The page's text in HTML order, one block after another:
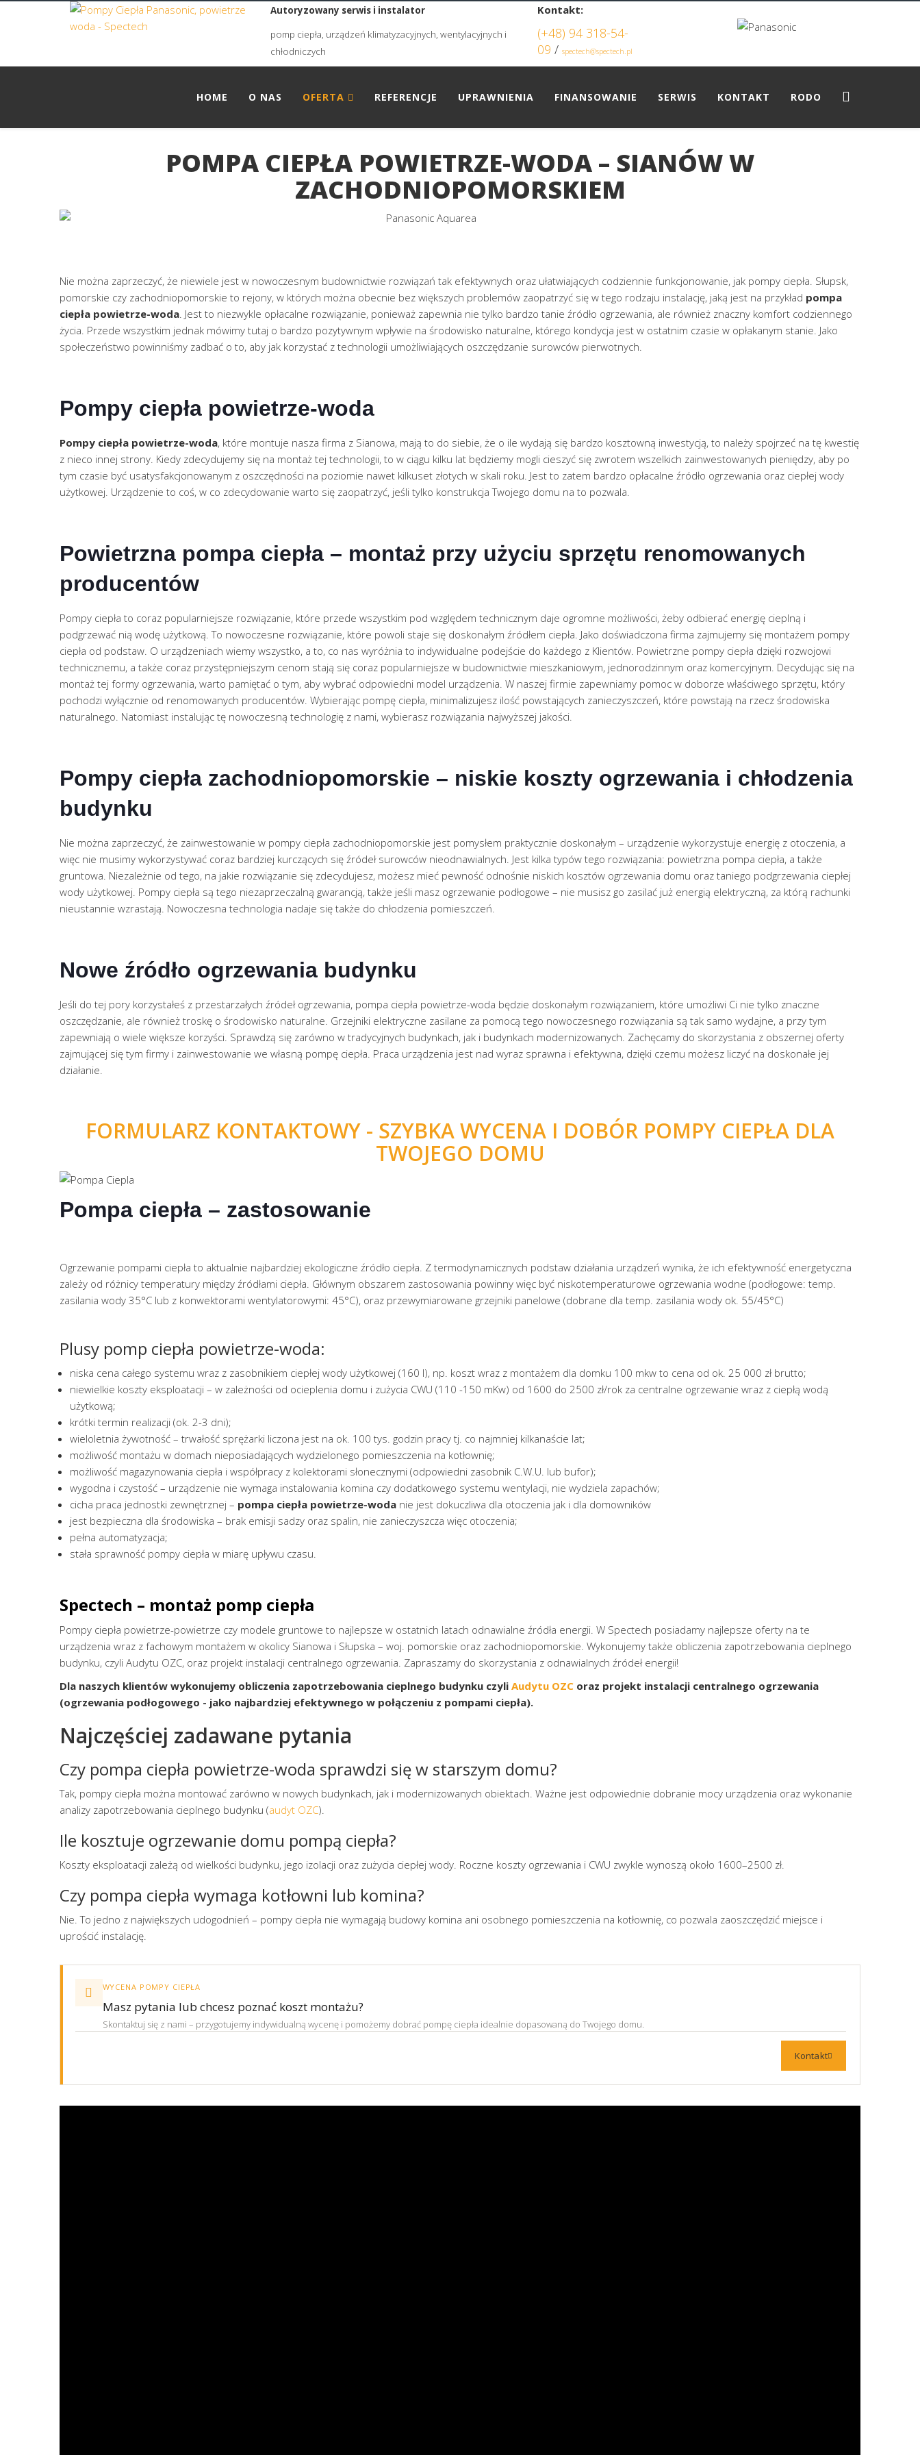
Autoryzowany serwis i instalator
pomp ciepła, urządzeń klimatyzacyjnych, wentylacyjnych i
chłodniczych
Kontakt:
(+48) 94 318-54-
09 / spectech@spectech.pl
HOME O NAS OFERTA REFERENCJE UPRAWNIENIA FINANSOWANIE SERWIS KONTAKT RODO
POMPA CIEPŁA POWIETRZE-WODA – SIANÓW W
ZACHODNIOPOMORSKIEM
Nie można zaprzeczyć, że niewiele jest w nowoczesnym budownictwie rozwiązań tak efektywnych oraz ułatwiających codziennie funkcjonowanie, jak pompy ciepła. Słupsk,
pomorskie czy zachodniopomorskie to rejony, w których można obecnie bez większych problemów zaopatrzyć się w tego rodzaju instalację, jaką jest na przykład pompa
ciepła powietrze-woda. Jest to niezwykle opłacalne rozwiązanie, ponieważ zapewnia nie tylko bardzo tanie źródło ogrzewania, ale również znaczny komfort codziennego
życia. Przede wszystkim jednak mówimy tutaj o bardzo pozytywnym wpływie na środowisko naturalne, którego kondycja jest w ostatnim czasie w opłakanym stanie. Jako
społeczeństwo powinniśmy zadbać o to, aby jak korzystać z technologii umożliwiających oszczędzanie surowców pierwotnych.
Pompy ciepła powietrze-woda
Pompy ciepła powietrze-woda, które montuje nasza firma z Sianowa, mają to do siebie, że o ile wydają się bardzo kosztowną inwestycją, to należy spojrzeć na tę kwestię
z nieco innej strony. Kiedy zdecydujemy się na montaż tej technologii, to w ciągu kilku lat będziemy mogli cieszyć się zwrotem wszelkich zainwestowanych pieniędzy, aby po
tym czasie być usatysfakcjonowanym z oszczędności na poziomie nawet kilkuset złotych w skali roku. Jest to zatem bardzo opłacalne źródło ogrzewania oraz ciepłej wody
użytkowej. Urządzenie to coś, w co zdecydowanie warto się zaopatrzyć, jeśli tylko konstrukcja Twojego domu na to pozwala.
Powietrzna pompa ciepła – montaż przy użyciu sprzętu renomowanych
producentów
Pompy ciepła to coraz popularniejsze rozwiązanie, które przede wszystkim pod względem technicznym daje ogromne możliwości, żeby odbierać energię cieplną i
podgrzewać nią wodę użytkową. To nowoczesne rozwiązanie, które powoli staje się doskonałym źródłem ciepła. Jako doświadczona firma zajmujemy się montażem pompy
ciepła od podstaw. O urządzeniach wiemy wszystko, a to, co nas wyróżnia to indywidualne podejście do każdego z Klientów. Powietrzne pompy ciepła dzięki rozwojowi
technicznemu, a także coraz przystępniejszym cenom stają się coraz popularniejsze w budownictwie mieszkaniowym, jednorodzinnym oraz komercyjnym. Decydując się na
montaż tej formy ogrzewania, warto pamiętać o tym, aby wybrać odpowiedni model urządzenia. W naszej firmie zapewniamy pomoc w doborze właściwego sprzętu, który
pochodzi wyłącznie od renomowanych producentów. Wybierając pompę ciepła, minimalizujesz ilość powstających zanieczyszczeń, które powstają na rzecz środowiska
naturalnego. Natomiast instalując tę nowoczesną technologię z nami, wybierasz rozwiązania najwyższej jakości.
Pompy ciepła zachodniopomorskie – niskie koszty ogrzewania i chłodzenia
budynku
Nie można zaprzeczyć, że zainwestowanie w pompy ciepła zachodniopomorskie jest pomysłem praktycznie doskonałym – urządzenie wykorzystuje energię z otoczenia, a
więc nie musimy wykorzystywać coraz bardziej kurczących się źródeł surowców nieodnawialnych. Jest kilka typów tego rozwiązania: powietrzna pompa ciepła, a także
gruntowa. Niezależnie od tego, na jakie rozwiązanie się zdecydujesz, możesz mieć pewność odnośnie niskich kosztów ogrzewania domu oraz taniego podgrzewania ciepłej
wody użytkowej. Pompy ciepła są tego niezaprzeczalną gwarancją, także jeśli masz ogrzewanie podłogowe – nie musisz go zasilać już energią elektryczną, za którą rachunki
nieustannie wzrastają. Nowoczesna technologia nadaje się także do chłodzenia pomieszczeń.
Nowe źródło ogrzewania budynku
Jeśli do tej pory korzystałeś z przestarzałych źródeł ogrzewania, pompa ciepła powietrze-woda będzie doskonałym rozwiązaniem, które umożliwi Ci nie tylko znaczne
oszczędzanie, ale również troskę o środowisko naturalne. Grzejniki elektryczne zasilane za pomocą tego nowoczesnego rozwiązania są tak samo wydajne, a przy tym
zapewniają o wiele większe korzyści. Sprawdzą się zarówno w tradycyjnych budynkach, jak i budynkach modernizowanych. Zachęcamy do skorzystania z obszernej oferty
zajmującej się tym firmy i zainwestowanie we własną pompę ciepła. Praca urządzenia jest nad wyraz sprawna i efektywna, dzięki czemu możesz liczyć na doskonałe jej
działanie.
FORMULARZ KONTAKTOWY - SZYBKA WYCENA I DOBÓR POMPY CIEPŁA DLA
TWOJEGO DOMU
Pompa ciepła – zastosowanie
Ogrzewanie pompami ciepła to aktualnie najbardziej ekologiczne źródło ciepła. Z termodynamicznych podstaw działania urządzeń wynika, że ich efektywność energetyczna
zależy od różnicy temperatury między źródłami ciepła. Głównym obszarem zastosowania powinny więc być niskotemperaturowe ogrzewania wodne (podłogowe: temp.
zasilania wody 35°C lub z konwektorami wentylatorowymi: 45°C), oraz przewymiarowane grzejniki panelowe (dobrane dla temp. zasilania wody ok. 55/45°C)
Plusy pomp ciepła powietrze-woda:
niska cena całego systemu wraz z zasobnikiem ciepłej wody użytkowej (160 l), np. koszt wraz z montażem dla domku 100 mkw to cena od ok. 25 000 zł brutto;
niewielkie koszty eksploatacji – w zależności od ocieplenia domu i zużycia CWU (110 -150 mKw) od 1600 do 2500 zł/rok za centralne ogrzewanie wraz z ciepłą wodą
użytkową;
krótki termin realizacji (ok. 2-3 dni);
wieloletnia żywotność – trwałość sprężarki liczona jest na ok. 100 tys. godzin pracy tj. co najmniej kilkanaście lat;
możliwość montażu w domach nieposiadających wydzielonego pomieszczenia na kotłownię;
możliwość magazynowania ciepła i współpracy z kolektorami słonecznymi (odpowiedni zasobnik C.W.U. lub bufor);
wygodna i czystość – urządzenie nie wymaga instalowania komina czy dodatkowego systemu wentylacji, nie wydziela zapachów;
cicha praca jednostki zewnętrznej – pompa ciepła powietrze-woda nie jest dokuczliwa dla otoczenia jak i dla domowników
jest bezpieczna dla środowiska – brak emisji sadzy oraz spalin, nie zanieczyszcza więc otoczenia;
pełna automatyzacja;
stała sprawność pompy ciepła w miarę upływu czasu.
Spectech – montaż pomp ciepła
Pompy ciepła powietrze-powietrze czy modele gruntowe to najlepsze w ostatnich latach odnawialne źródła energii. W Spectech posiadamy najlepsze oferty na te
urządzenia wraz z fachowym montażem w okolicy Sianowa i Słupska – woj. pomorskie oraz zachodniopomorskie. Wykonujemy także obliczenia zapotrzebowania cieplnego
budynku, czyli Audytu OZC, oraz projekt instalacji centralnego ogrzewania. Zapraszamy do skorzystania z odnawialnych źródeł energii!
Dla naszych klientów wykonujemy obliczenia zapotrzebowania cieplnego budynku czyli Audytu OZC oraz projekt instalacji centralnego ogrzewania
(ogrzewania podłogowego - jako najbardziej efektywnego w połączeniu z pompami ciepła).
Najczęściej zadawane pytania
Czy pompa ciepła powietrze-woda sprawdzi się w starszym domu?
Tak, pompy ciepła można montować zarówno w nowych budynkach, jak i modernizowanych obiektach. Ważne jest odpowiednie dobranie mocy urządzenia oraz wykonanie
analizy zapotrzebowania cieplnego budynku (audyt OZC).
Ile kosztuje ogrzewanie domu pompą ciepła?
Koszty eksploatacji zależą od wielkości budynku, jego izolacji oraz zużycia ciepłej wody. Roczne koszty ogrzewania i CWU zwykle wynoszą około 1600–2500 zł.
Czy pompa ciepła wymaga kotłowni lub komina?
Nie. To jedno z największych udogodnień – pompy ciepła nie wymagają budowy komina ani osobnego pomieszczenia na kotłownię, co pozwala zaoszczędzić miejsce i
uprościć instalację.
 WYCENA POMPY CIEPŁA
Masz pytania lub chcesz poznać koszt montażu?
Skontaktuj się z nami – przygotujemy indywidualną wycenę i pomożemy dobrać pompę ciepła idealnie dopasowaną do Twojego domu.
Kontakt